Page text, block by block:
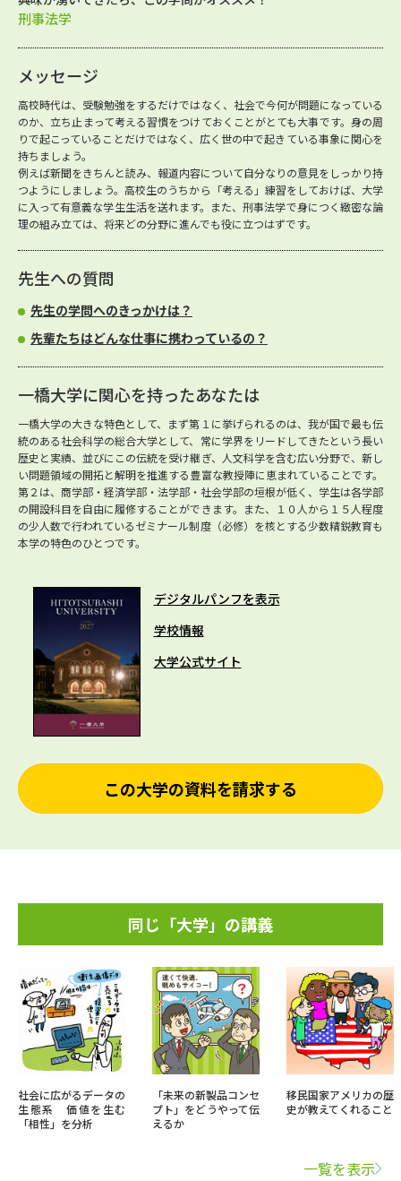
刑事法学
メッセージ
高校時代は、受験勉強をするだけではなく、社会で今何が問題になっている
のか、立ち止まって考える習慣をつけておくことがとても大事です。身の周
りで起こっていることだけではなく、広く世の中で起きている事象に関心を
持ちましょう。
例えば新聞をきちんと読み、報道内容について自分なりの意見をしっかり持
つようにしましょう。高校生のうちから「考える」練習をしておけば、大学
に入って有意義な学生生活を送れます。また、刑事法学で身につく緻密な論
理の組み立ては、将来どの分野に進んでも役に立つはずです。
先生への質問
先生の学問へのきっかけは？
先輩たちはどんな仕事に携わっているの？
一橋大学に関心を持ったあなたは
一橋大学の大きな特色として、まず第１に挙げられるのは、我が国で最も伝
統のある社会科学の総合大学として、常に学界をリードしてきたという長い
歴史と実績、並びにこの伝統を受け継ぎ、人文科学を含む広い分野で、新し
い問題領域の開拓と解明を推進する豊富な教授陣に恵まれていることです。
第２は、商学部・経済学部・法学部・社会学部の垣根が低く、学生は各学部
の開設科目を自由に履修することができます。また、１０人から１５人程度
の少人数で行われているゼミナール制度（必修）を核とする少数精鋭教育も
本学の特色のひとつです。
デジタルパンフを表示
学校情報
大学公式サイト
この大学の資料を請求する
同じ「大学」の講義
社会に広がるデータの
生態系 価値を生む
「相性」を分析
「未来の新製品コンセ
プト」をどうやって伝
えるか
移民国家アメリカの歴
史が教えてくれること
一覧を表示